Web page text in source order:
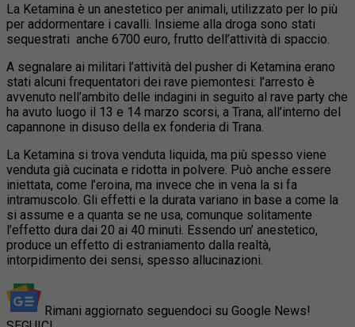
La Ketamina è un anestetico per animali, utilizzato per lo più
per addormentare i cavalli. Insieme alla droga sono stati
sequestrati anche 6700 euro, frutto dell’attività di spaccio.
A segnalare ai militari l’attività del pusher di Ketamina erano
stati alcuni frequentatori dei rave piemontesi: l’arresto è
avvenuto nell’ambito delle indagini in seguito al rave party che
ha avuto luogo il 13 e 14 marzo scorsi, a Trana, all’interno del
capannone in disuso della ex fonderia di Trana.
La Ketamina si trova venduta liquida, ma più spesso viene
venduta già cucinata e ridotta in polvere. Può anche essere
iniettata, come l’eroina, ma invece che in vena la si fa
intramuscolo. Gli effetti e la durata variano in base a come la
si assume e a quanta se ne usa, comunque solitamente
l’effetto dura dai 20 ai 40 minuti. Essendo un’ anestetico,
produce un effetto di estraniamento dalla realtà,
intorpidimento dei sensi, spesso allucinazioni.
Rimani aggiornato seguendoci su Google News!